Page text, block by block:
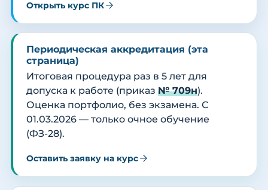
Открыть курс ПК
Периодическая аккредитация (эта
страница)
Итоговая процедура раз в 5 лет для
допуска к работе (приказ № 709н).
Оценка портфолио, без экзамена. С
01.03.2026 — только очное обучение
(ФЗ-28).
Оставить заявку на курс